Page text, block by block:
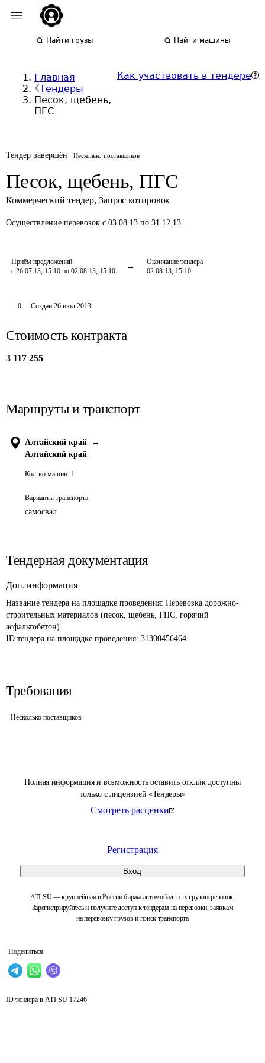
Найти грузы Найти машины
Главная
Тендеры
Песок, щебень,
ПГС
Как участвовать в тендере
Тендер завершён Несколько поставщиков
Песок, щебень, ПГС
Коммерческий тендер, Запрос котировок
Осуществление перевозок с 03.08.13 по 31.12.13
Приём предложений
с 26.07.13, 15:10 по 02.08.13, 15:10
Окончание тендера
02.08.13, 15:10
Полная информация и возможность оставить отклик доступны
только с лицензией «Тендеры»
Смотреть расценки
Регистрация
Вход
ATI.SU — крупнейшая в России биржа автомобильных грузоперевозок.
Зарегистрируйтесь и получите доступ к тендерам на перевозки, заявкам
на перевозку грузов и поиск транспорта
Поделиться
0 Создан 26 июл 2013
Стоимость контракта
3 117 255
Маршруты и транспорт
Алтайский край
→
Алтайский край
Кол-во машин: 1
Варианты транспорта
самосвал
Тендерная документация
Доп. информация
Название тендера на площадке проведения: Перевозка дорожно-
строительных материалов (песок, щебень, ГПС, горячий
асфальтобетон)
ID тендера на площадке проведения: 31300456464
Требования
Несколько поставщиков
ID тендера в ATI.SU 17246